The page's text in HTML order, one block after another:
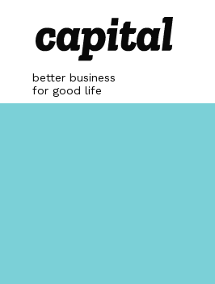
content
better business
for good life